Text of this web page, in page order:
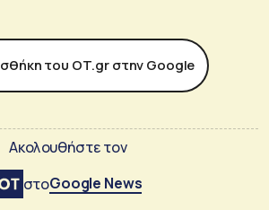
του ΟΤ.gr στην Google
Ακολουθήστε τον
στοGoogle News